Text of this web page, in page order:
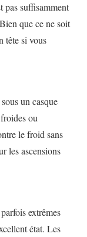
pas suffisamment
que ce ne soit
tête si vous
un casque
ou
le froid sans
les ascensions
extrêmes
état. Les